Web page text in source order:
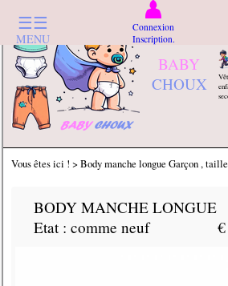
☰☰
MENU
Connexion
Inscription.
BABY
CHOUX
Vous êtes ici ! > Body manche longue Garçon ,
BODY MANCHE LONGUE
Etat : comme neuf